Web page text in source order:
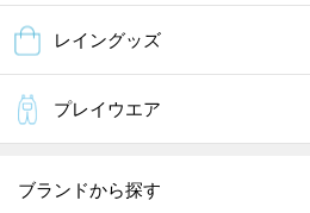
レイングッズ
プレイウエア
ブランドから探す